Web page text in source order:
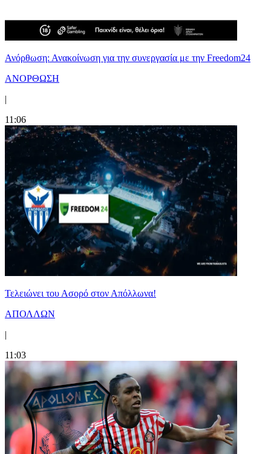
Ανόρθωση: Ανακοίνωση για την συνεργασία με την Freedom24
ΑΝΟΡΘΩΣΗ
|
11:06
Τελειώνει του Ασορό στον Απόλλωνα!
ΑΠΟΛΛΩΝ
|
11:03